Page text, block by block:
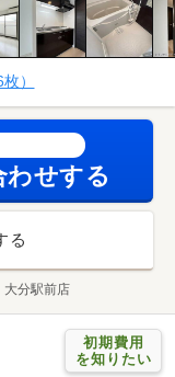
）
わせする
る
分駅前店
初期費用
を知りたい